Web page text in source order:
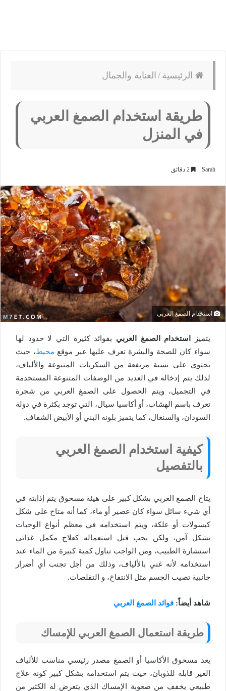
الرئيسية / العناية والجمال
طريقة استخدام الصمغ العربي
في المنزل
Sarah
استخدام الصمغ العربي
يتميز استخدام الصمغ العربي بفوائد كثيرة التي لا حدود لها
سواء كان للصحة والبشرة تعرف عليها عبر موقع محيط، حيث
يحتوي على نسبة مرتفعة من السكريات المتنوعة والألياف،
لذلك يتم إدخاله في العديد من الوصفات المتنوعة المستخدمة
في التجميل، ويتم الحصول على الصمغ العربي من شجرة
تعرف باسم الهشاب، أو أكاسيا سيال، التي توجد بكثرة في دولة
السودان، والسنغال، كما يتميز بلونه البني أو الأبيض الشفاف.
كيفية استخدام الصمغ العربي
بالتفصيل
يتاح الصمغ العربي بشكل كبير على هيئة مسحوق يتم إذابته في
أي شيء سائل سواء كان عصير أو ماء، كما أنه متاح على شكل
كبسولات أو علكة، ويتم استخدامه في معظم أنواع الوجبات
بشكل آمن، ولكن يجب قبل استعماله كعلاج مكمل غذائي
استشارة الطبيب، ومن الواجب تناول كمية كبيرة من الماء عند
استخدامه لأنه غني بالألياف، وذلك من أجل تجنب أي أضرار
جانبية تصيب الجسم مثل الانتفاخ، و التقلصات.
شاهد أيضاً: فوائد الصمغ العربي
طريقة استعمال الصمغ العربي للإمساك
يعد مسحوق الأكاسيا أو الصمغ مصدر رئيسي مناسب للألياف
الغير قابلة للذوبان، حيث يتم استخدامه بشكل كبير كونه علاج
طبيعي يخفف من صعوبة الإمساك الذي يتعرض له الكثير من